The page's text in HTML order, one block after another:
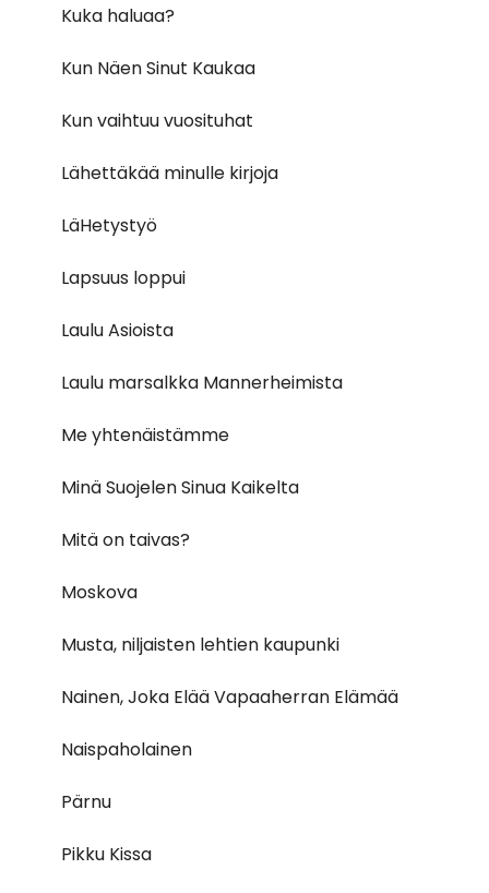
Kuka haluaa?
Kun Näen Sinut Kaukaa
Kun vaihtuu vuosituhat
Lähettäkää minulle kirjoja
LäHetystyö
Lapsuus loppui
Laulu Asioista
Laulu marsalkka Mannerheimista
Me yhtenäistämme
Minä Suojelen Sinua Kaikelta
Mitä on taivas?
Moskova
Musta, niljaisten lehtien kaupunki
Nainen, Joka Elää Vapaaherran Elämää
Naispaholainen
Pärnu
Pikku Kissa